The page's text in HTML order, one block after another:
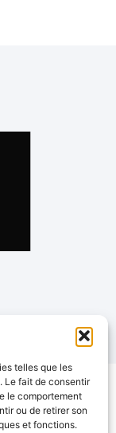
telles que les
Le fait de consentir
le comportement
ou de retirer son
et fonctions.